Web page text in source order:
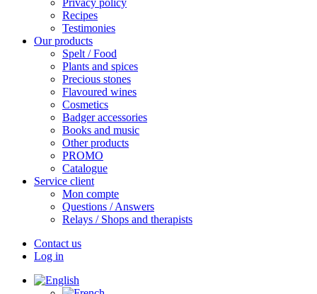
Privacy policy
Recipes
Testimonies
Our products
Spelt / Food
Plants and spices
Precious stones
Flavoured wines
Cosmetics
Badger accessories
Books and music
Other products
PROMO
Catalogue
Service client
Mon compte
Questions / Answers
Relays / Shops and therapists
Contact us
Log in